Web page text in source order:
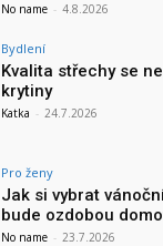
No name - 4.8.2026
Bydlení
Kvalita střechy se
krytiny
Katka - 24.7.2026
Pro ženy
Jak si vybrat
bude ozdobou
No name - 23.7.2026